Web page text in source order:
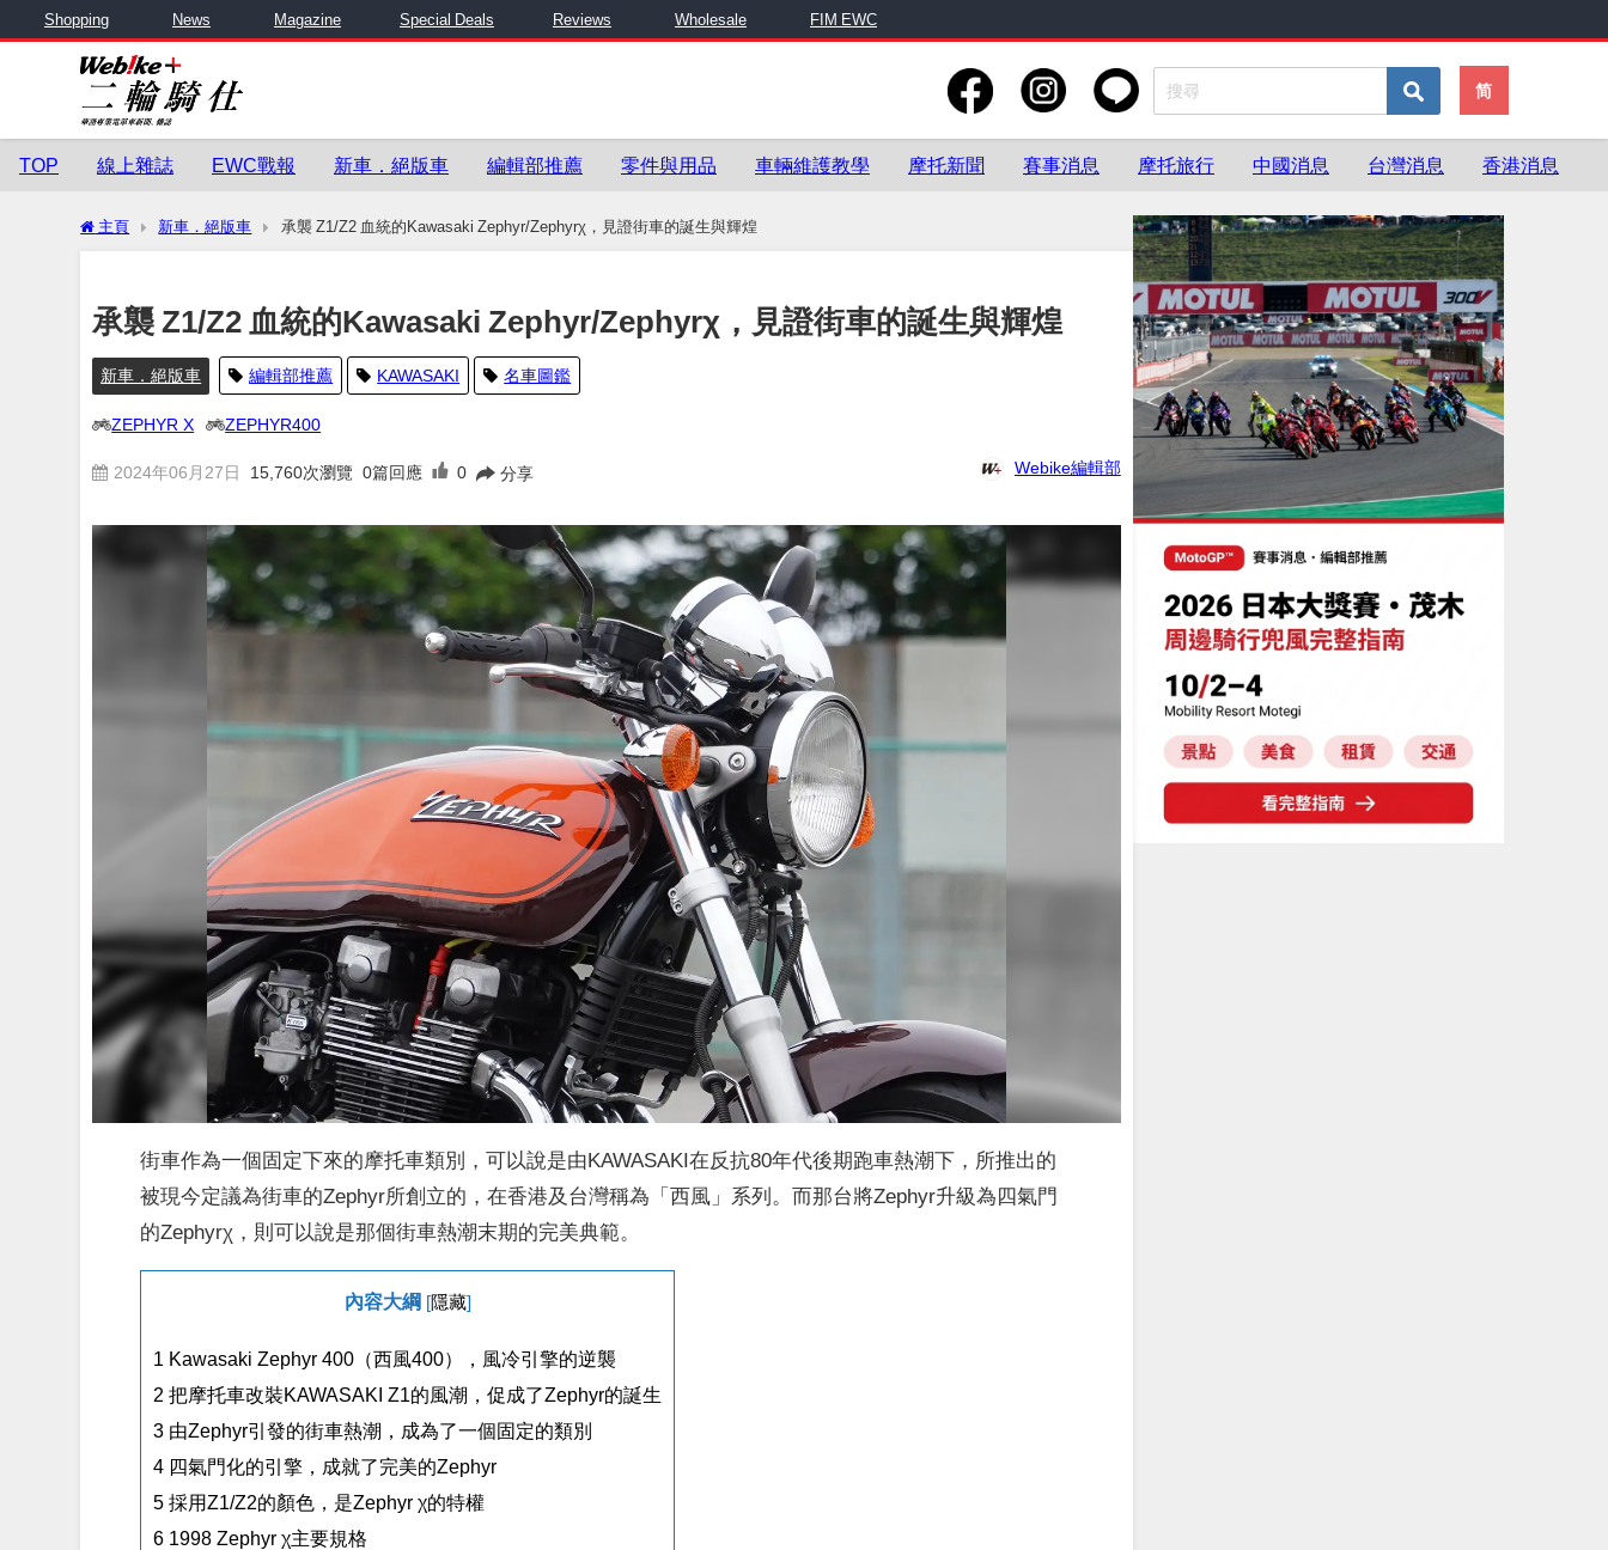
Shopping News Magazine Special Deals Reviews Wholesale FIM EWC
简
TOP 線上雜誌 EWC戰報 新車．絕版車 編輯部推薦 零件與用品 車輛維護教學 摩托新聞 賽事消息 摩托旅行 中國消息 台灣消息 香港消息
主頁 新車．絕版車 承襲 Z1/Z2 血統的Kawasaki Zephyr/Zephyrχ，見證街車的誕生與輝煌
承襲 Z1/Z2 血統的Kawasaki Zephyr/Zephyrχ，見證街車的誕生與輝煌
新車．絕版車 編輯部推薦 KAWASAKI 名車圖鑑
ZEPHYR X ZEPHYR400
2024年06月27日 15,760次瀏覽 0篇回應 0 分享 Webike編輯部
街車作為一個固定下來的摩托車類別，可以說是由KAWASAKI在反抗80年代後期跑車熱潮下，所推出的
被現今定議為街車的Zephyr所創立的，在香港及台灣稱為「西風」系列。而那台將Zephyr升級為四氣門
的Zephyrχ，則可以說是那個街車熱潮末期的完美典範。
內容大綱 隱藏]
1 Kawasaki Zephyr 400（西風400），風冷引擎的逆襲
2 把摩托車改裝KAWASAKI Z1的風潮，促成了Zephyr的誕生
3 由Zephyr引發的街車熱潮，成為了一個固定的類別
4 四氣門化的引擎，成就了完美的Zephyr
5 採用Z1/Z2的顏色，是Zephyr χ的特權
6 1998 Zephyr χ主要規格